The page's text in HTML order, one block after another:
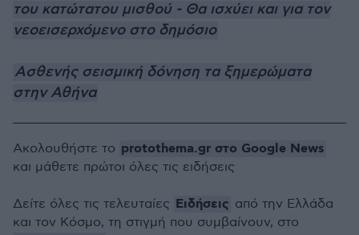
του κατώτατου μισθού - Θα ισχύει και για τον
νεοεισερχόμενο στο δημόσιο
Ασθενής σεισμική δόνηση τα ξημερώματα
στην Αθήνα
Ακολουθήστε το protothema.gr στο Google News
και μάθετε πρώτοι όλες τις ειδήσεις
Δείτε όλες τις τελευταίες Ειδήσεις από την Ελλάδα
και τον Κόσμο, τη στιγμή που συμβαίνουν, στο